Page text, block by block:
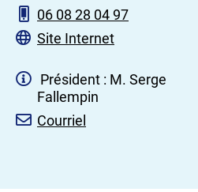
06 08 28 04 97
Site Internet
Président : M. Serge
Fallempin
Courriel